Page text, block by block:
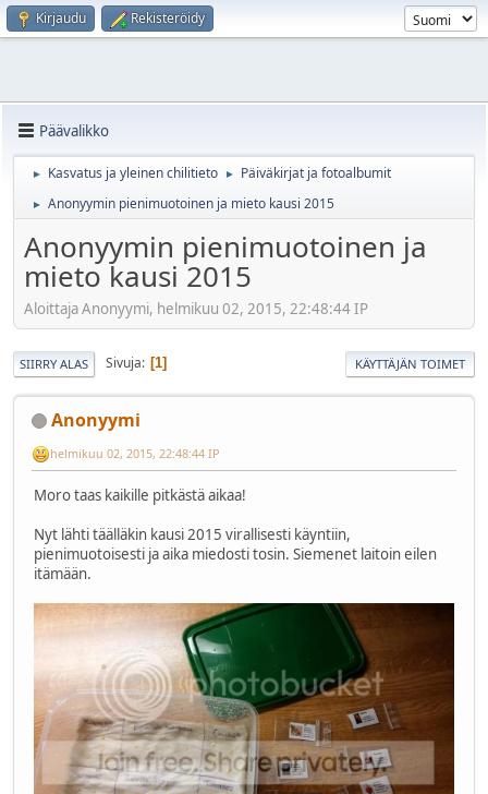
Kirjaudu Rekisteröidy
Päävalikko
► Kasvatus ja yleinen chilitieto ► Päiväkirjat ja fotoalbumit
► Anonyymin pienimuotoinen ja mieto kausi 2015
Anonyymin pienimuotoinen ja
mieto kausi 2015
Aloittaja Anonyymi, helmikuu 02, 2015, 22:48:44 IP
SIIRRY ALAS Sivuja 1 KÄYTTÄJÄN TOIMET
Anonyymi
helmikuu 02, 2015, 22:48:44 IP
Moro taas kaikille pitkästä aikaa!
Nyt lähti täälläkin kausi 2015 virallisesti käyntiin,
pienimuotoisesti ja aika miedosti tosin. Siemenet laitoin eilen
itämään.